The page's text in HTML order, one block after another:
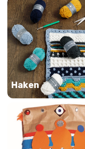
Haken